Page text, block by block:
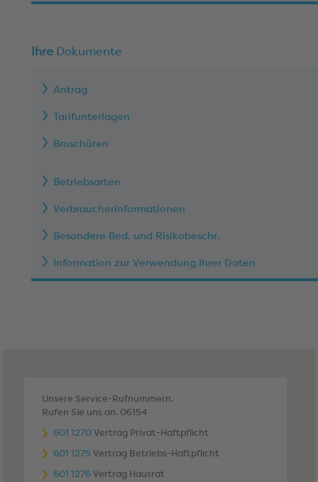
Ihre Dokumente
Antrag
Tarifunterlagen
Broschüren
Betriebsarten
Verbraucherinformationen
Besondere Bed. und Risikobeschr.
Information zur Verwendung Ihrer Daten
Unsere Service-Rufnummern.
Rufen Sie uns an. 06154
601 1270 Vertrag Privat-Haftpflicht
601 1275 Vertrag Betriebs-Haftpflicht
601 1276 Vertrag Hausrat